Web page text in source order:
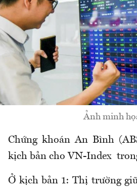
Ảnh minh
Chứng khoán An Bình
kịch bản cho VN-Index
Ở kịch bản 1: Thị trường